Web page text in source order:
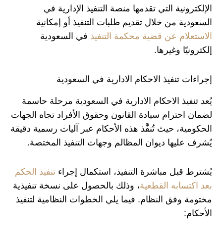
الإلكترونية التي تقدمها منصة التنفيذ الإدارية في
السعودية من خلال تقديم طلبات التنفيذ أو إمكانية
الاستعلام عن قضية محكمة التنفيذ في السعودية
إلكترونيًا وغيرها.
إجراءات تنفيذ الاحكام الادارية في السعودية
يُعد تنفيذ الاحكام الادارية في السعودية مرحلة حاسمة
لضمان احترام سيادة القانون وحقوق الأفراد تجاه الجهات
الحكومية، حيث تُنفَّذ هذه الأحكام عبر آليات رسمية دقيقة
يُشرف عليها ديوان المظالم وجهات التنفيذ المختصة.
يُشترط قبل مباشرة التنفيذ، استكمال إجراء تنفيذ الحكم
بعد اكتسابه القطعية، وذلك بالحصول على نسخة تنفيذية
مختومة وفق النظام. فيما يلي الخطوات النظامية لتنفيذ
الأحكام: